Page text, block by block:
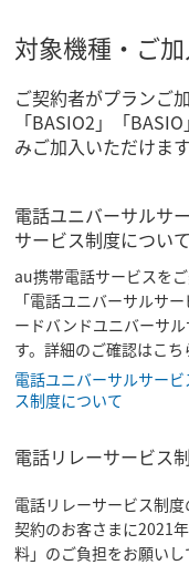
対象機種・ご
ご契約者がプランご
「BASIO2」「
みご加入いただけます
電話ユニバーサルサ
サービス制度について
au携帯電話サービスを
「電話ユニバーサルサ
ードバンドユニバーサ
す。詳細のご確認はこち
電話ユニバーサルサー
ス制度について
電話リレーサービス
電話リレーサービス制
契約のお客さまに2021
料」のご負担をお願いし